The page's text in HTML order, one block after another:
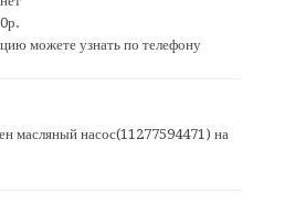
можете узнать по телефону
масляный насос(11277594471) на